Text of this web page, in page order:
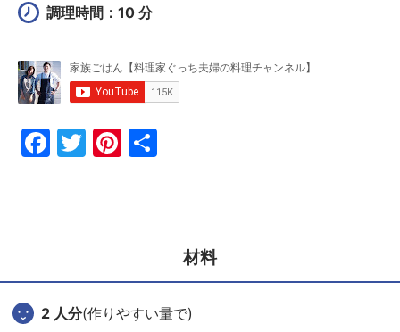
調理時間：10 分
F
o
o
T
Pi
材料
2 人分(作りやすい量で)